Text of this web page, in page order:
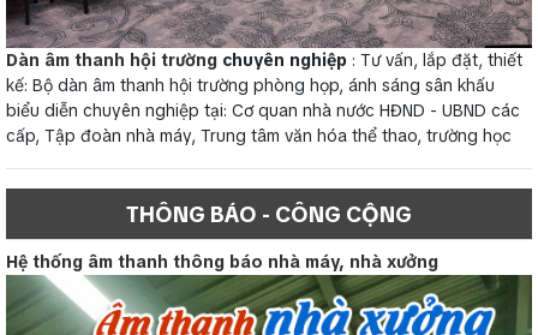
Dàn âm thanh hội trường chuyên nghiệp : Tư vấn, lắp đặt, thiết
kế: Bộ dàn âm thanh hội trường phòng họp, ánh sáng sân khấu
biểu diễn chuyên nghiệp tại: Cơ quan nhà nước HĐND - UBND các
cấp, Tập đoàn nhà máy, Trung tâm văn hóa thể thao, trường học
THÔNG BÁO - CÔNG CỘNG
Hệ thống âm thanh thông báo nhà máy, nhà xưởng